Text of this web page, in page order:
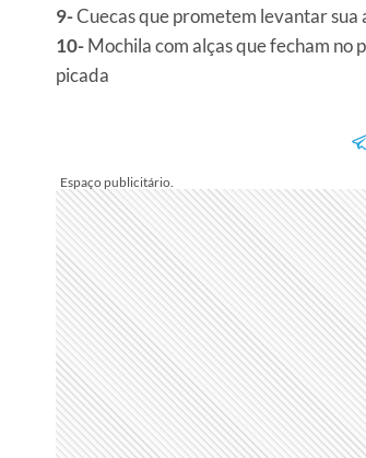
9-Cuecas que prometem levantar sua
10-Mochila com alças que fecham no
picada